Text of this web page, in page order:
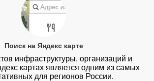
Поиск на Яндекс карте
инфраструктуры, организаций и
картах является одним из самых
для регионов России.